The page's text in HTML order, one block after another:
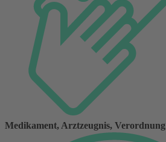
Medikament, Arztzeugnis, Verordnung